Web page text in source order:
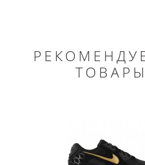
ТОВАРЫ